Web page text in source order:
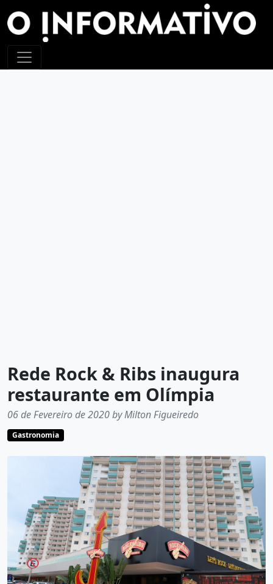
Rede Rock & Ribs inaugura
restaurante em Olímpia
06 de Fevereiro de 2020 by Milton Figueiredo
Gastronomia